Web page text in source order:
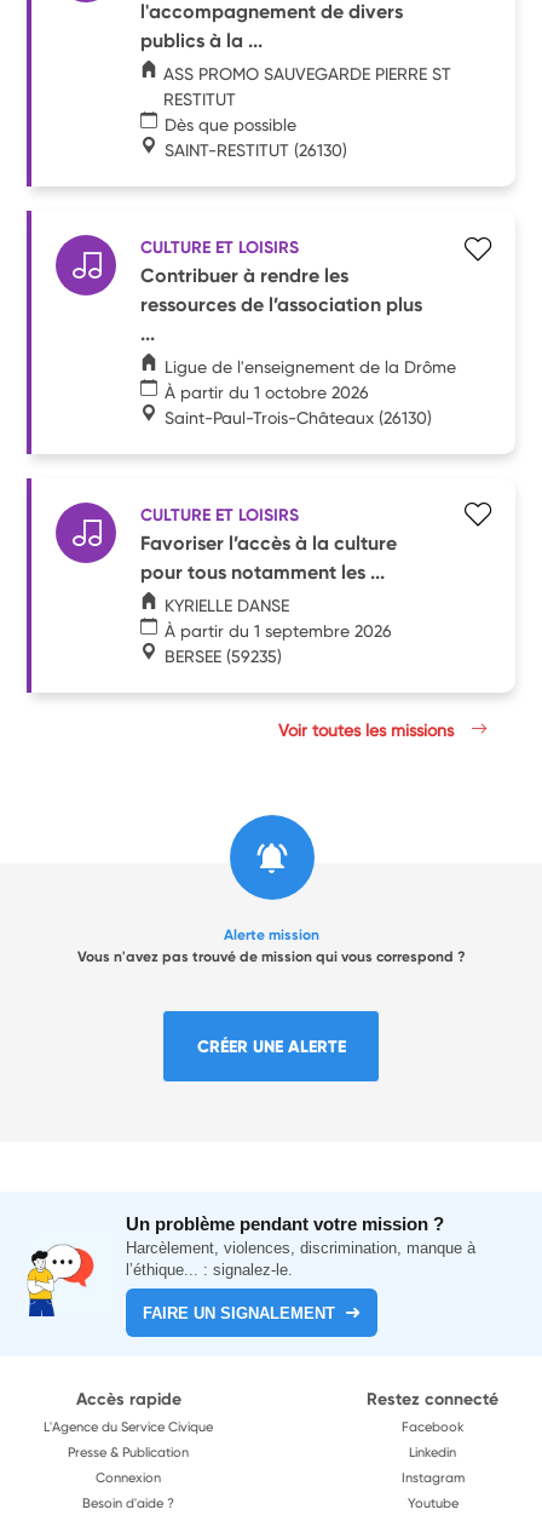
l'accompagnement de divers
publics à la ...
ASS PROMO SAUVEGARDE PIERRE ST
RESTITUT
Dès que possible
SAINT-RESTITUT (26130)
CULTURE ET LOISIRS
Contribuer à rendre les
ressources de l’association plus
...
Ligue de l'enseignement de la Drôme
À partir du 1 octobre 2026
Saint-Paul-Trois-Châteaux (26130)
CULTURE ET LOISIRS
Favoriser l’accès à la culture
pour tous notamment les ...
KYRIELLE DANSE
À partir du 1 septembre 2026
BERSEE (59235)
Voir toutes les missions
Alerte mission
Vous n'avez pas trouvé de mission qui vous correspond ?
CRÉER UNE ALERTE
Un problème pendant votre mission ?
Harcèlement, violences, discrimination, manque à
l’éthique... : signalez-le.
FAIRE UN SIGNALEMENT
Accès rapide
L'Agence du Service Civique
Presse & Publication
Connexion
Besoin d'aide ?
Restez connecté
Facebook
Linkedin
Instagram
Youtube